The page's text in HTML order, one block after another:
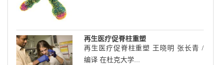
再生医疗促脊柱重塑
再生医疗促脊柱重塑 王晓明 张长青 /
编译 在杜克大学...